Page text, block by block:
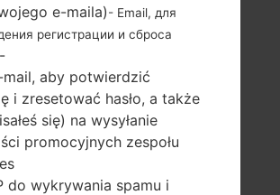
e-maila)- Email, для
регистрации и сброса
-
mail, aby potwierdzić
i zresetować hasło, a także
się) na wysyłanie
promocyjnych zespołu
do wykrywania spamu i